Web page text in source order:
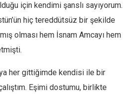
için kendimi şanslı sayıyorum.
hiç tereddütsüz bir şekilde
olması hem İsnam Amcayı hem
her gittiğimde kendisi ile bir
Eşimi dostumu, birlikte